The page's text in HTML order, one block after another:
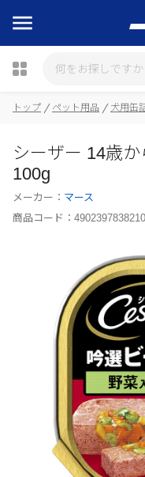
トップ ペット用品 犬用缶
シーザー 14歳
100g
メーカー： マース
商品コード： 4902397838210